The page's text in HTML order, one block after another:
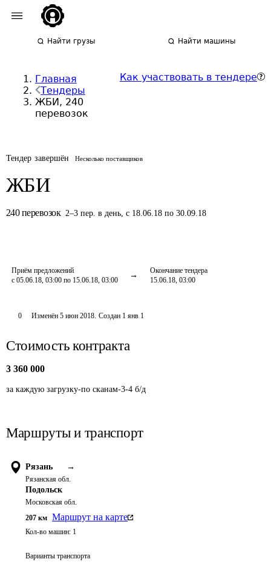
Найти грузы Найти машины
Главная
Тендеры
ЖБИ, 240
перевозок
Как участвовать в тендере
Тендер завершён Несколько поставщиков
ЖБИ
240 перевозок 2–3 пер. в день,с 18.06.18 по 30.09.18
Приём предложений
с 05.06.18, 03:00 по 15.06.18, 03:00
Окончание тендера
15.06.18, 03:00
0 Изменён 5 июн 2018. Создан 1 янв 1
Стоимость контракта
3 360 000
за каждую загрузку-по сканам-3-4 б/д
Маршруты и транспорт
Рязань →
Рязанская обл.
Подольск
Московская обл.
207 км Маршрут на карте
Кол-во машин: 1
Варианты транспорта